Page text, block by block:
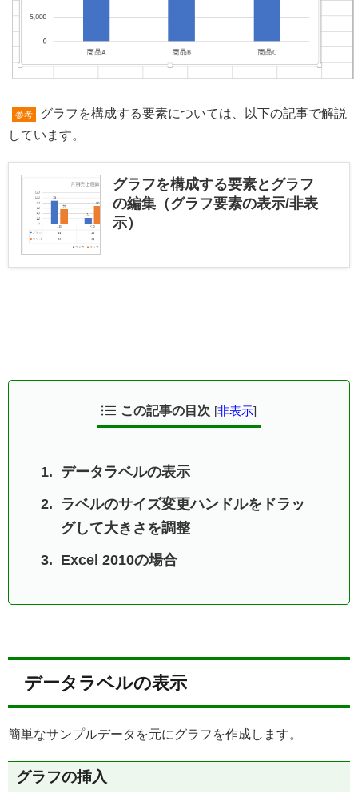
参考
グラフを構成する要素については、以下の記事で解説
しています。
グラフを構成する要素とグラフ
の編集（グラフ要素の表示/非表
示）
この記事の目次 [非表示]
データラベルの表示
ラベルのサイズ変更ハンドルをドラッ
グして大きさを調整
Excel 2010の場合
データラベルの表示
簡単なサンプルデータを元にグラフを作成します。
グラフの挿入